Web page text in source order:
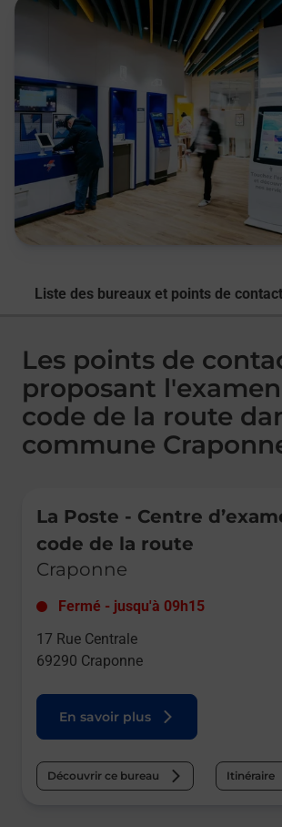
Liste des bureaux et points de contact
Les points de
proposant
code de la route
commune
La Poste - Centre
code de la route
Craponne
Fermé - jusqu'à 09h15
17 Rue Centrale
69290 Craponne
En savoir plus
Découvrir ce bureau Itinéraire